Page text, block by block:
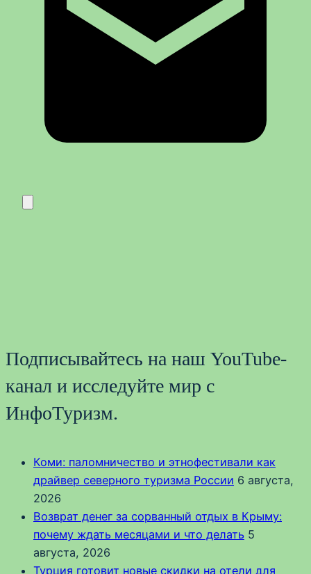
Подписывайтесь на наш YouTube-
канал и исследуйте мир с
ИнфоТуризм.
Коми: паломничество и этнофестивали как
драйвер северного туризма России 6 августа,
2026
Возврат денег за сорванный отдых в Крыму:
почему ждать месяцами и что делать 5
августа, 2026
Турция готовит новые скидки на отели для